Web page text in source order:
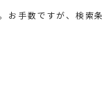
手数ですが、検索